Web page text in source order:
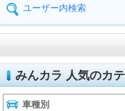
ユーザー内検索
みんカラ 人気のカ
車種別